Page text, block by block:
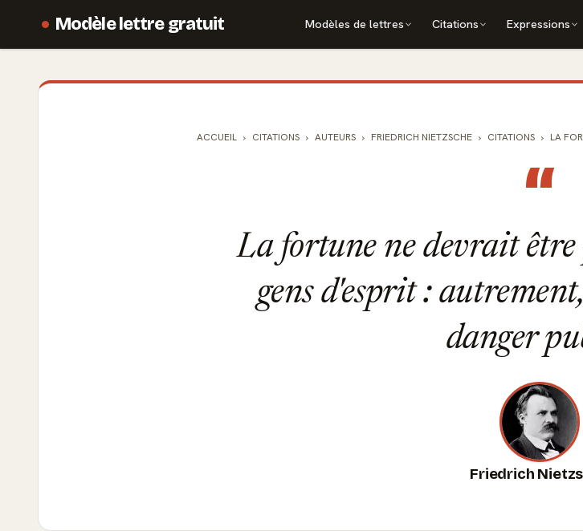
Modèle lettre gratuit Modèles de lettres Citations Expressions
ACCUEIL CITATIONS AUTEURS FRIEDRICH NIETZSCHE CITATIONS LA
“
La fortune ne devrait être
gens d'esprit :
danger
Friedrich